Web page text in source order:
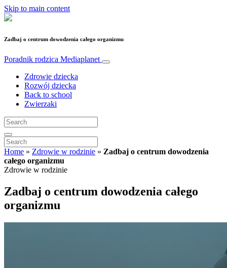
Skip to main content
Zadbaj o centrum dowodzenia całego organizmu
Poradnik rodzica Mediaplanet
Zdrowie dziecka
Rozwój dziecka
Back to school
Zwierzaki
Home » Zdrowie w rodzinie » Zadbaj o centrum dowodzenia
całego organizmu
Zdrowie w rodzinie
Zadbaj o centrum dowodzenia całego
organizmu